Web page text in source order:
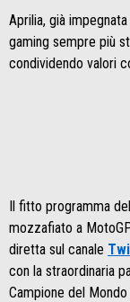
Aprilia, già
gaming sempre più
condividendo valori
Il fitto programma
mozzafiato a
diretta sul canale
con la straordinaria
Campione del